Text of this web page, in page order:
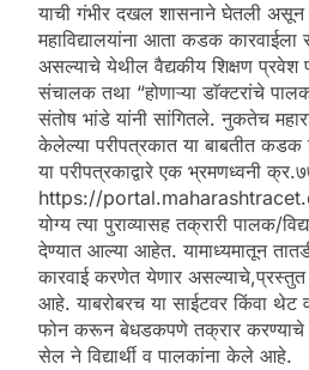
याची गंभीर दखल शासनाने घेतली
महाविद्यालयांना आता कडक कारवाईला
असल्याचे येथील वैद्यकीय शिक्षण प्रवेश
संचालक तथा “होणाऱ्या डाॅक्टरांचे
संतोष भांडे यांनी सांगितले. नुकतेच
केलेल्या परीपत्रकात या बाबतीत
या परीपत्रकाद्वारे एक भ्रमणध्वनी
https://
योग्य त्या पुराव्यासह तक्रारी पालक/
देण्यात आल्या आहेत. यामाध्यमातून
कारवाई करणेत येणार
आहे. याबरोबरच या साईटवर किंवा थेट
फोन करून बेधडकपणे तक्रार करण्याचे
सेल ने विद्यार्थी व पालकांना केले आहे.